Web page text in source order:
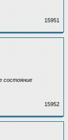
15951
состояние
15952